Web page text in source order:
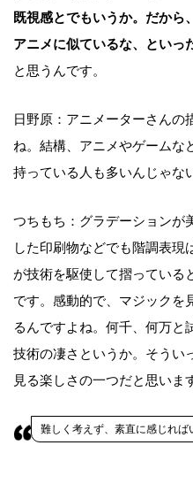
既視感とでもいうか。だから
アニメに似ているな、といっ
と思うんです。
日野原：アニメーターさんの
ね。結構、アニメやゲームな
持っている人も多いんじゃな
つちもち：グラデーションが
した印刷物などでも階調表現
が技術を駆使して摺っている
です。感動的で、マジックを
るんですよね。何千、何万と
技術の凄さというか。そうい
見る楽しさの一つだと思いま
難しく考えず、素直に感じれば